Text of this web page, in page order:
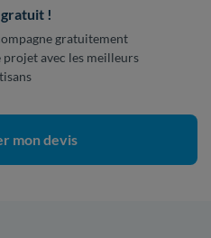
!
gratuitement
avec les meilleurs
mon devis